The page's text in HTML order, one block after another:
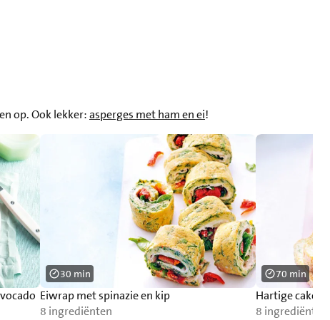
op. Ook lekker:asperges met ham en ei!
Eiwrap met spinazie en kip
8 ingrediënten
30 min
Hartige cake
8 ingrediënten
70 min